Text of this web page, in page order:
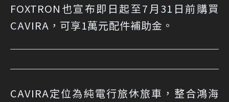
FOXTRON也宣布即日起至7月31日前購買
CAVIRA，可享1萬元配件補助金。
CAVIRA定位為純電行旅休旅車，整合鴻海